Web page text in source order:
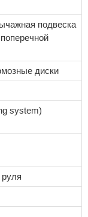
подвеска
диски
system)